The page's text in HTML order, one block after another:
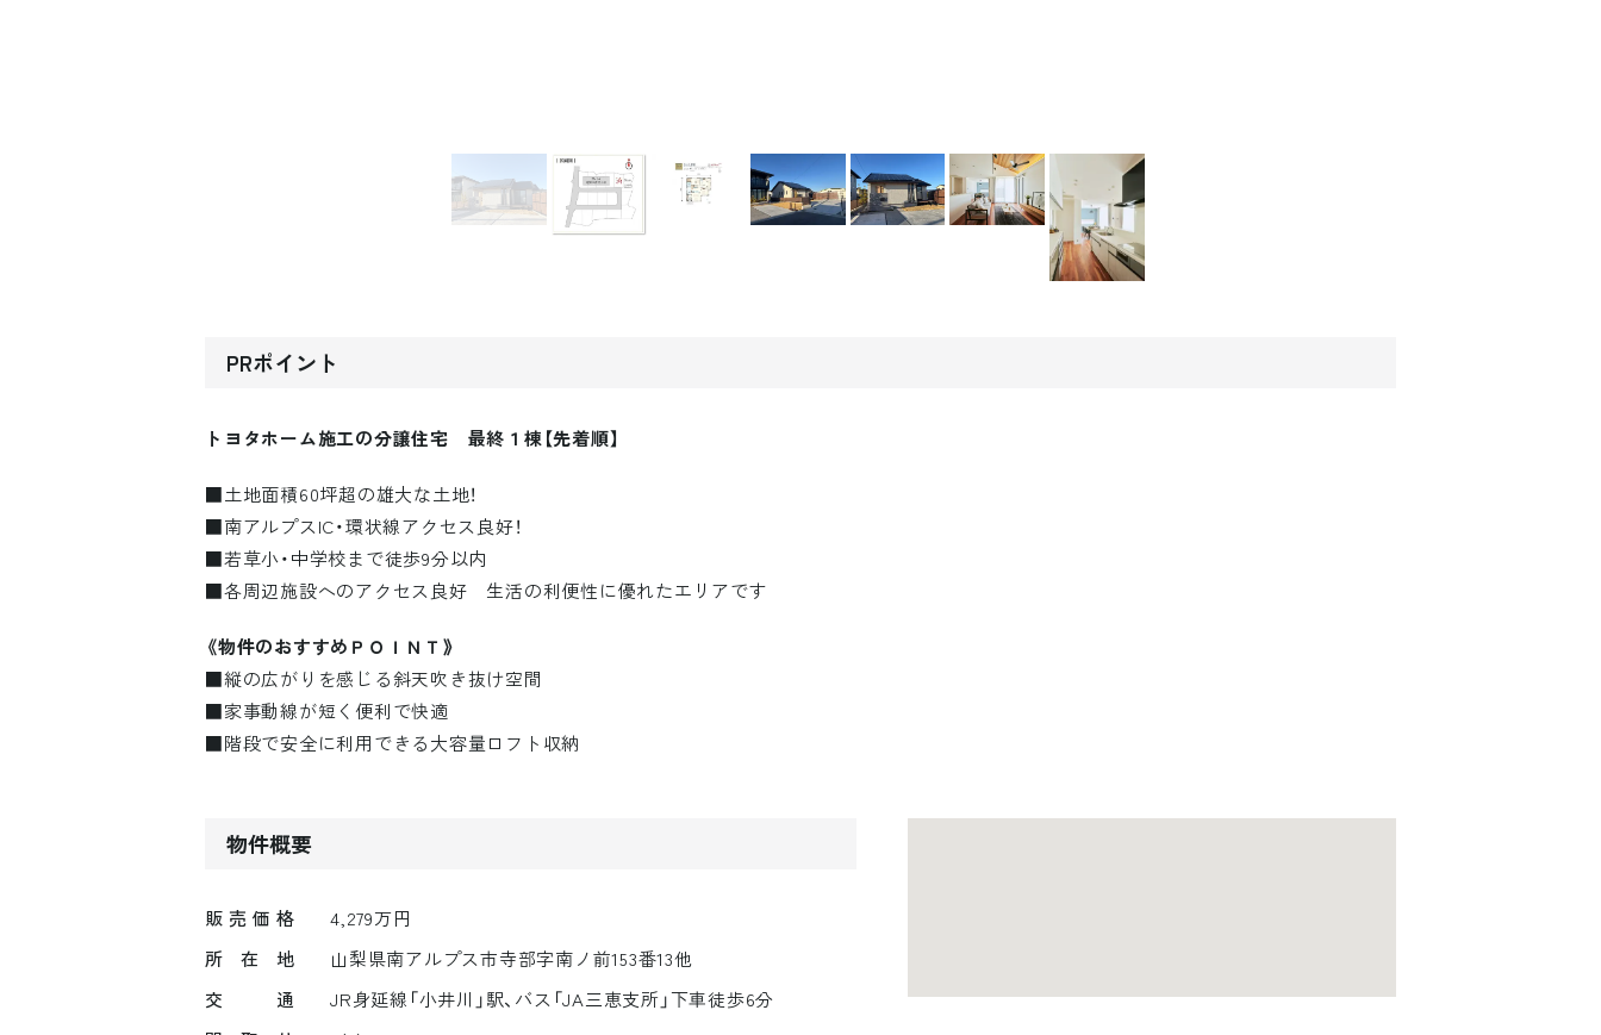
PRポイント
トヨタホーム施工の分譲住宅 最終１棟【先着順】
■土地面積60坪超の雄大な土地！
■南アルプスIC・環状線アクセス良好！
■若草小・中学校まで徒歩9分以内
■各周辺施設へのアクセス良好 生活の利便性に優れたエリアです
《物件のおすすめＰＯＩＮＴ 》
■縦の広がりを感じる斜天吹き抜け空間
■家事動線が短く便利で快適
■階段で安全に利用できる大容量ロフト収納
物件概要
販売価格
4,279万円
所在地
山梨県南アルプス市寺部字南ノ前153番13他
交通
JR身延線「小井川」駅、バス「JA三恵支所」下車徒歩6分